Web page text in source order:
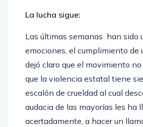
La lucha sigue:
Las últimas semanas han sido
emociones, el cumplimiento de
dejó claro que el movimiento
que la violencia estatal tiene
escalón de crueldad al cual
audacia de las mayorías les ha
acertadamente, a hacer un